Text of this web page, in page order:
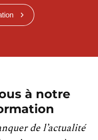
à notre
de l’actualité